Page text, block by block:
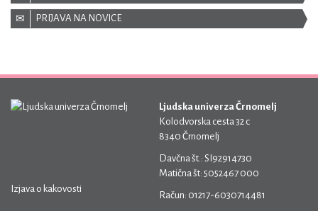
PRIJAVA NA NOVICE
Izjava o kakovosti
Ljudska univerza Črnomelj
Kolodvorska cesta 32 c
8340 Črnomelj
Davčna št.: SI92914730
Matična št: 5052467 000
Račun: 01217-6030714481